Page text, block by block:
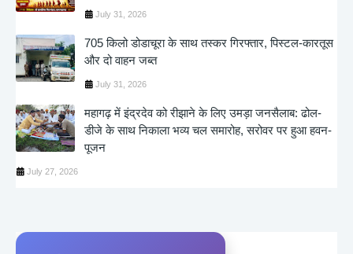
July 31, 2026
705 किलो डोडाचूरा के साथ तस्कर गिरफ्तार, पिस्टल-कारतूस
और दो वाहन जब्त
July 31, 2026
महागढ़ में इंद्रदेव को रीझाने के लिए उमड़ा जनसैलाब: ढोल-
डीजे के साथ निकाला भव्य चल समारोह, सरोवर पर हुआ हवन-
पूजन
July 27, 2026